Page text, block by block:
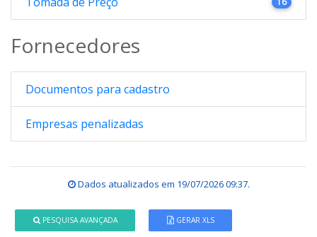
Fornecedores
Documentos para cadastro
Empresas penalizadas
Dados atualizados em 19/07/2026 09:37.
PESQUISA AVANÇADA GERAR XLS